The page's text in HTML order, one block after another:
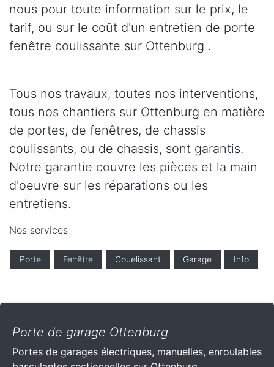
nous pour toute information sur le prix, le
tarif, ou sur le coût d'un entretien de porte
fenêtre coulissante sur Ottenburg .
Tous nos travaux, toutes nos interventions,
tous nos chantiers sur Ottenburg en matière
de portes, de fenêtres, de chassis
coulissants, ou de chassis, sont garantis.
Notre garantie couvre les pièces et la main
d'oeuvre sur les réparations ou les
entretiens.
Nos services
Porte Fenêtre Couelissant Garage Info
Porte de garage Ottenburg
Portes de garages électriques, manuelles, enroulables